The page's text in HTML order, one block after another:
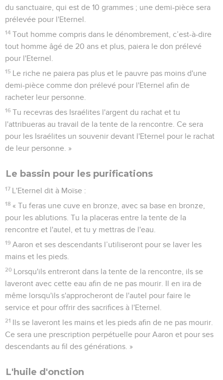
du sanctuaire, qui est de 10 grammes ; une demi-pièce sera
prélevée pour l'Eternel.
14 Tout homme compris dans le dénombrement, c’est-à-dire
tout homme âgé de 20 ans et plus, paiera le don prélevé
pour l'Eternel.
15 Le riche ne paiera pas plus et le pauvre pas moins d'une
demi-pièce comme don prélevé pour l'Eternel afin de
racheter leur personne.
16 Tu recevras des Israélites l'argent du rachat et tu
l'attribueras au travail de la tente de la rencontre. Ce sera
pour les Israélites un souvenir devant l'Eternel pour le rachat
de leur personne. »
Le bassin pour les purifications
17 L'Eternel dit à Moïse :
18 « Tu feras une cuve en bronze, avec sa base en bronze,
pour les ablutions. Tu la placeras entre la tente de la
rencontre et l'autel, et tu y mettras de l'eau.
19 Aaron et ses descendants l’utiliseront pour se laver les
mains et les pieds.
20 Lorsqu'ils entreront dans la tente de la rencontre, ils se
laveront avec cette eau afin de ne pas mourir. Il en ira de
même lorsqu'ils s'approcheront de l'autel pour faire le
service et pour offrir des sacrifices à l'Eternel.
21 Ils se laveront les mains et les pieds afin de ne pas mourir.
Ce sera une prescription perpétuelle pour Aaron et pour ses
descendants au fil des générations. »
L'huile d'onction